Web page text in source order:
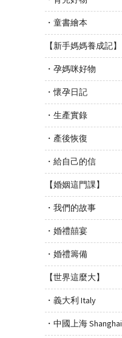
・童書繪本
【新手媽媽養成記】
・孕媽咪好物
・懷孕日記
・生產實錄
・產後恢復
・給自己的信
【婚姻這門課】
・我們的故事
・婚禮囍宴
・婚禮籌備
【世界這麼大】
・義大利 Italy
・中國上海 Shanghai